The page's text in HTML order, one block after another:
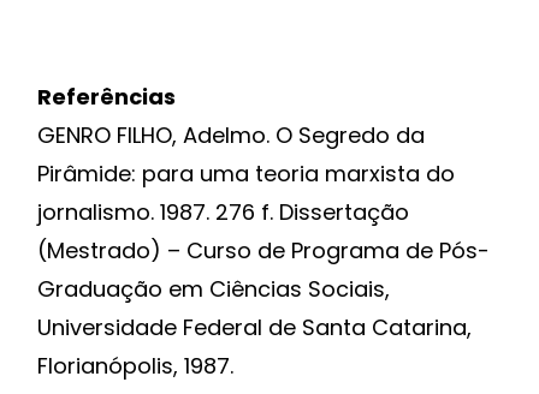
Referências
GENRO FILHO, Adelmo. O Segredo da
Pirâmide: para uma teoria marxista do
jornalismo. 1987. 276 f. Dissertação
(Mestrado) – Curso de Programa de Pós-
Graduação em Ciências Sociais,
Universidade Federal de Santa Catarina,
Florianópolis, 1987.